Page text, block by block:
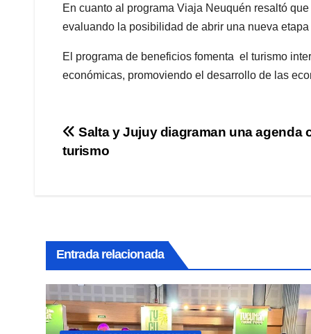
En cuanto al programa Viaja Neuquén resaltó
evaluando la posibilidad de abrir una nueva
El programa de beneficios fomenta el turismo
económicas, promoviendo el desarrollo de las
Navegación
Salta y Jujuy diagraman una agenda
turismo
Entrada relacionada